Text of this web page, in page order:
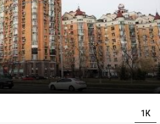
1К